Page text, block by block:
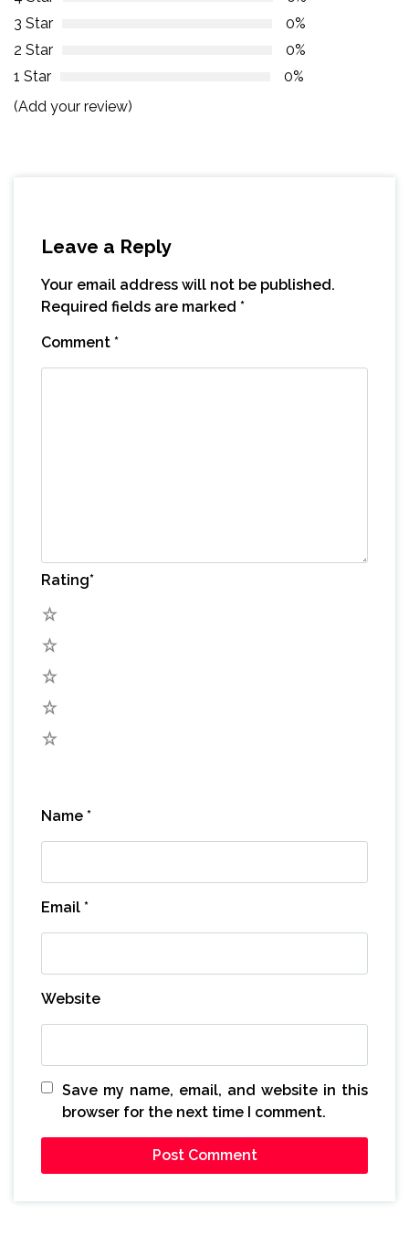
3 Star
0%
2 Star
0%
1 Star
0%
(Add your review)
Leave a Reply
Your email address will not be published.
Required fields are marked *
Comment *
Rating*
Name *
Email *
Website
Save my name, email, and website in this
browser for the next time I comment.